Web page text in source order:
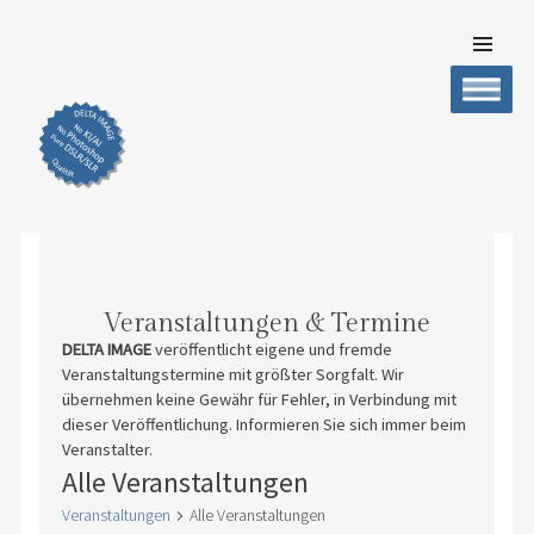
CONTENT
Veranstaltungen & Termine
DELTA IMAGEveröffentlicht eigene und fremde
Veranstaltungstermine mit größter Sorgfalt. Wir
übernehmen keine Gewähr für Fehler, in Verbindung mit
dieser Veröffentlichung. Informieren Sie sich immer beim
Veranstalter.
Alle Veranstaltungen
Veranstaltungen Alle Veranstaltungen